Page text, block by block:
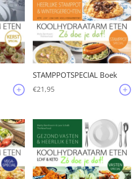
STAMPPOTSPECIAL Boek
€21,95